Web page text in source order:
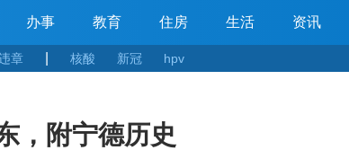
办事 教育 住房 生活 资讯
章 核酸 新冠 hpv
，附宁德历史